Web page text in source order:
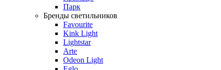
Парк
Бренды светильников
Favourite
Kink Light
Lightstar
Arte
Odeon Light